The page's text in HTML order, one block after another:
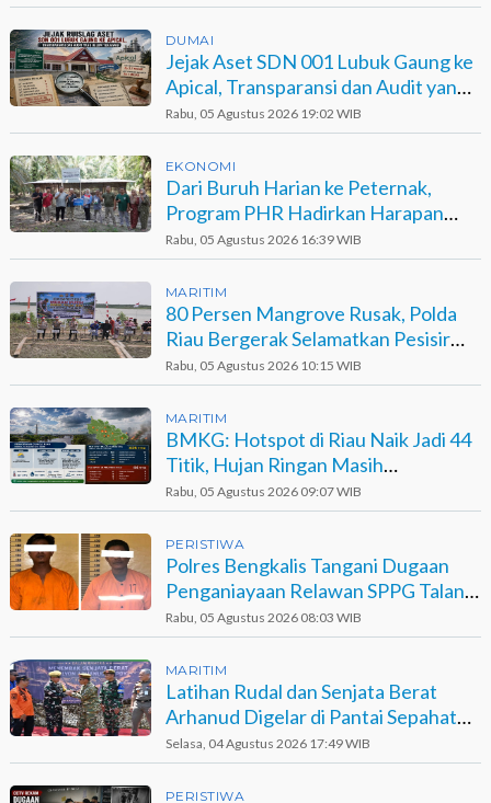
DUMAI
Jejak Aset SDN 001 Lubuk Gaung ke
Apical, Transparansi dan Audit yang
Belum Terjawab
Rabu, 05 Agustus 2026 19:02 WIB
EKONOMI
Dari Buruh Harian ke Peternak,
Program PHR Hadirkan Harapan
Baru bagi Suku Sakai
Rabu, 05 Agustus 2026 16:39 WIB
MARITIM
80 Persen Mangrove Rusak, Polda
Riau Bergerak Selamatkan Pesisir
Sinaboi
Rabu, 05 Agustus 2026 10:15 WIB
MARITIM
BMKG: Hotspot di Riau Naik Jadi 44
Titik, Hujan Ringan Masih
Berpotensi Terjadi
Rabu, 05 Agustus 2026 09:07 WIB
PERISTIWA
Polres Bengkalis Tangani Dugaan
Penganiayaan Relawan SPPG Talang
Muandau
Rabu, 05 Agustus 2026 08:03 WIB
MARITIM
Latihan Rudal dan Senjata Berat
Arhanud Digelar di Pantai Sepahat
Bengkalis
Selasa, 04 Agustus 2026 17:49 WIB
PERISTIWA